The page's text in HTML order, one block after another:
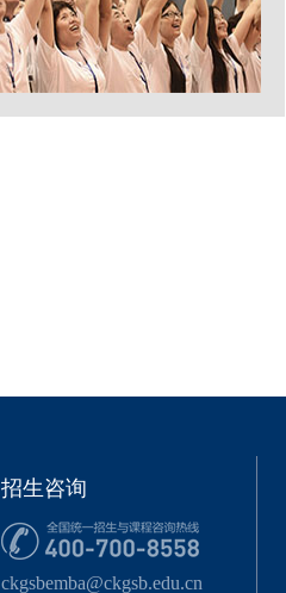
招生咨询
ckgsbemba@ckgsb.edu.cn